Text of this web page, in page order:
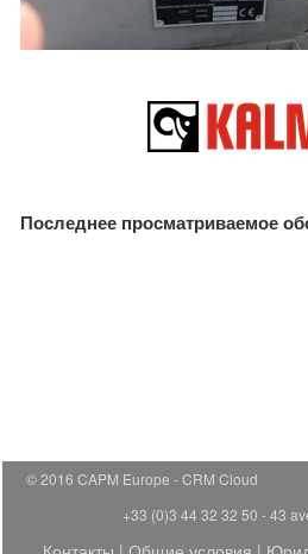
Последнее просматриваемое
© 2016 CAPM Europe
CRM Cloud
+33 (0)3 44 32 32 50 - 43